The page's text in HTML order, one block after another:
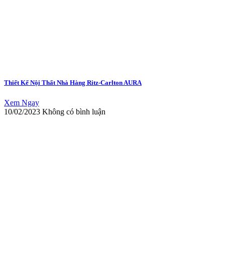
Thiết Kế Nội Thất Nhà Hàng Ritz-Carlton AURA
Xem Ngay
10/02/2023 Không có bình luận